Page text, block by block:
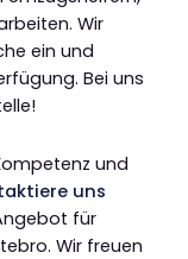
Wir
ein und
Bei uns
und
uns
für
Wir freuen